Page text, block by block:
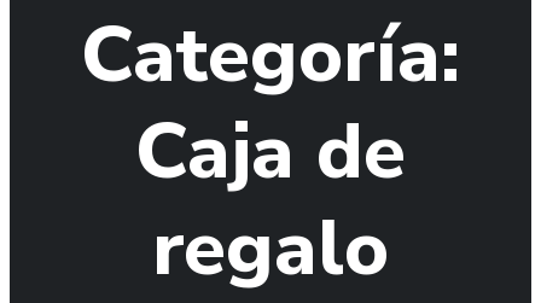
Categoría:
Caja de
regalo